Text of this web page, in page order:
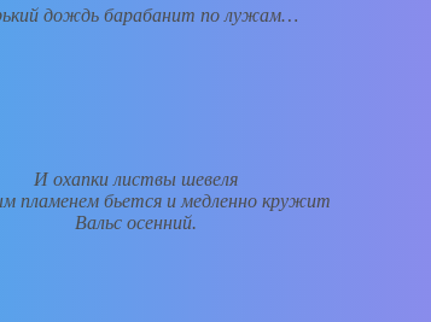
дождь барабанит по лужам…
И охапки листвы шевеля
пламенем бьется и медленно кружит
Вальс осенний.